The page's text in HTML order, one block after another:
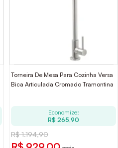
Torneira De Mesa Para Cozinha Versa
Bica Articulada Cromado Tramontina
Economize:
R$ 265,90
R$ 1.194,90